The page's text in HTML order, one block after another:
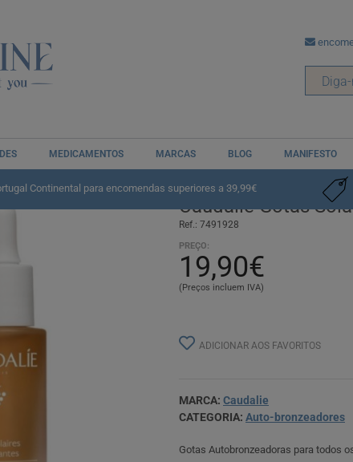
MEDICAMENTOS MARCAS BLOG MANIFESTO
Continental para encomendas superiores a 39,99€
Específicos Auto-bronzeadores
Caudalie Gotas
Ref.: 7491928
PREÇO:
19,90€
(Preços incluem IVA)
ADICIONAR AOS FAVORITOS
MARCA: Caudalie
CATEGORIA: Auto-bronzeadores
Gotas Autobronzeadoras para todos